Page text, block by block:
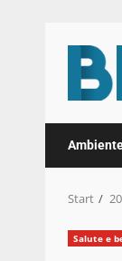
Inhalt
springen
Start
Salute e